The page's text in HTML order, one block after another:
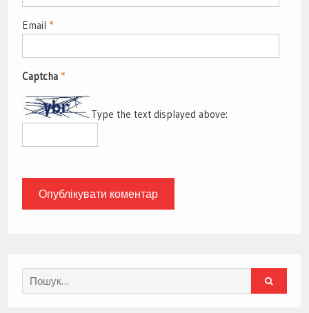
Email *
Captcha *
Type the text displayed above:
Search
for: